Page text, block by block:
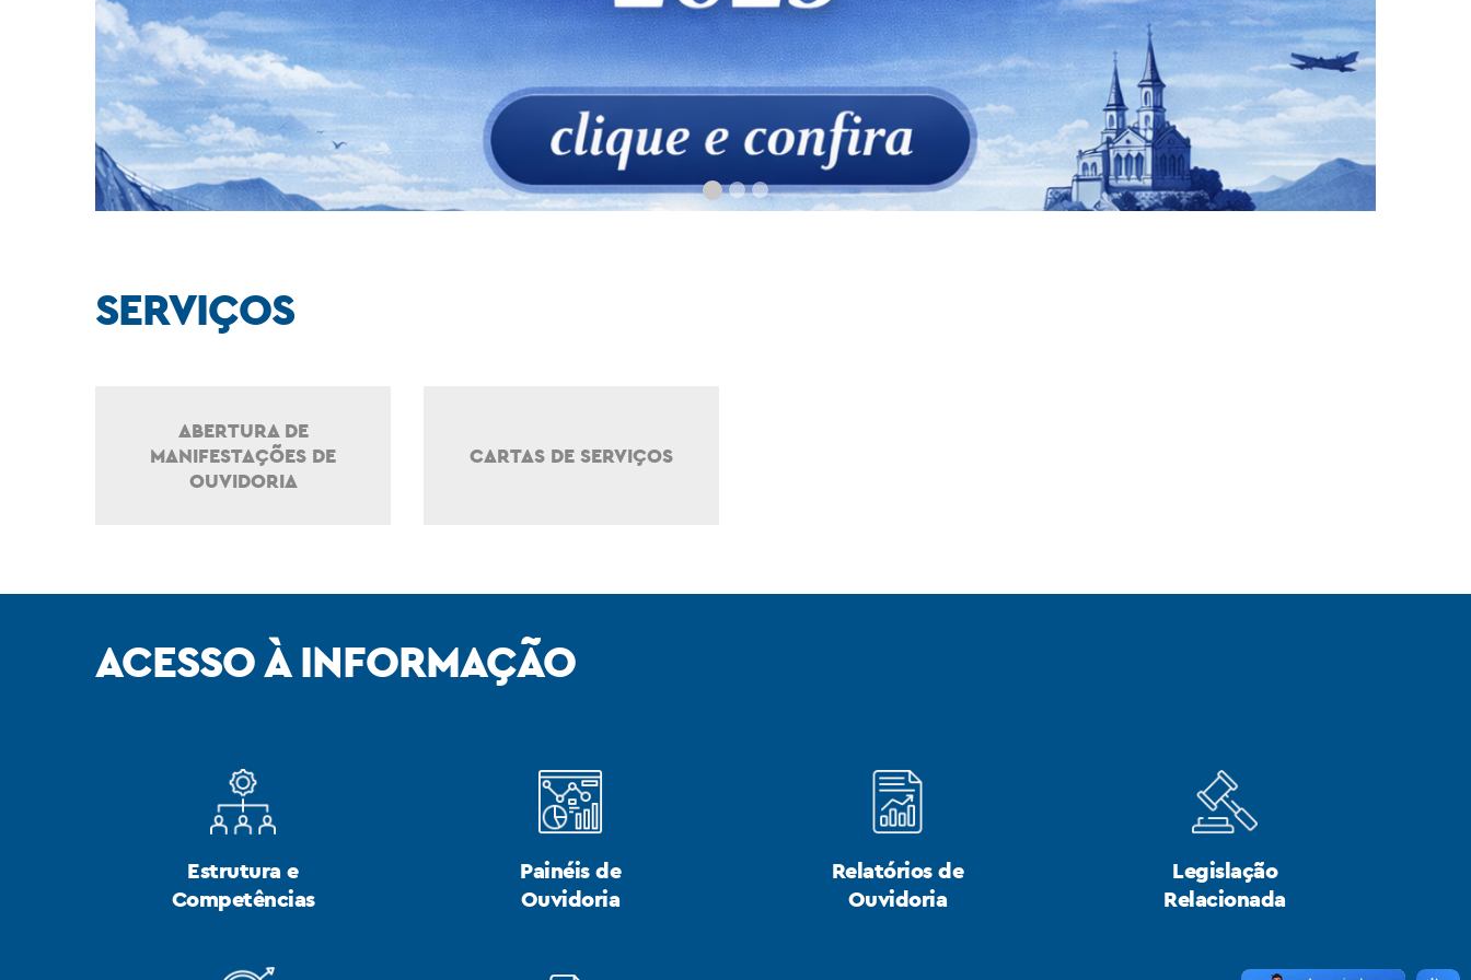
SERVIÇOS
ABERTURA DE
MANIFESTAÇÕES DE
OUVIDORIA
CARTAS DE SERVIÇOS
ACESSO À INFORMAÇÃO
Estrutura e
Competências
Painéis de
Ouvidoria
Relatórios de
Ouvidoria
Legislação
Relacionada